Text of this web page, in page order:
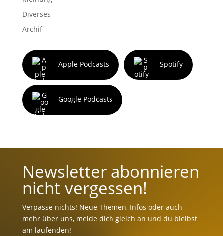
Diverses
Archif
Apple Podcasts Spotify
Google Podcasts
Newsletter abonnieren
nicht vergessen!
Verpasse nichts! Neue Themen, Infos oder auch
mehr über uns, melde dich gleich an und du bleibst
am laufenden!